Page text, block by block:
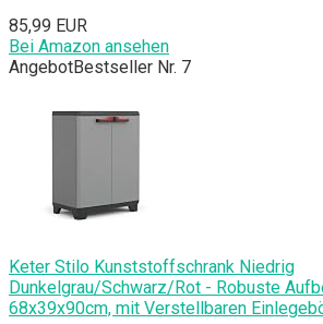
85,99 EUR
Bei Amazon ansehen
AngebotBestseller Nr. 7
Keter Stilo Kunststoffschrank Niedrig
Dunkelgrau/Schwarz/Rot - Robuste
68x39x90cm, mit Verstellbaren